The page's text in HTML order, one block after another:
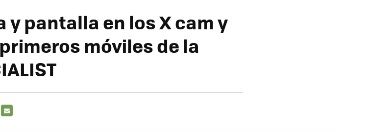
y pantalla en los X cam y
móviles de la